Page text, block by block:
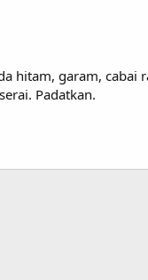
hitam, garam, cabai
Padatkan.